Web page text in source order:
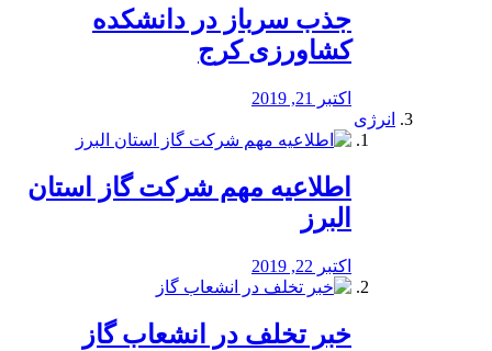
جذب سرباز در دانشکده
کشاورزی کرج
اکتبر 21, 2019
انرژی
️اطلاعیه مهم شرکت گاز استان
البرز
اکتبر 22, 2019
خبر تخلف در انشعاب گاز